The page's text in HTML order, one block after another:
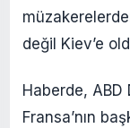
değil Kiev’e
Haberde, ABD
Fransa’nın